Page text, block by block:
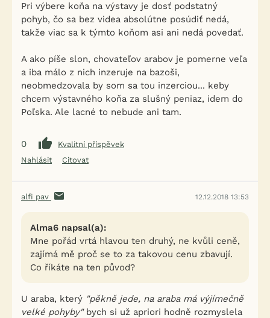
Pri výbere koňa na výstavy je dosť podstatný
pohyb, čo sa bez videa absolútne posúdiť nedá,
takže viac sa k týmto koňom asi ani nedá povedať.
A ako píše slon, chovateľov arabov je pomerne veľa
a iba málo z nich inzeruje na bazoši,
neobmedzovala by som sa tou inzerciou... keby
chcem výstavného koňa za slušný peniaz, idem do
Poľska. Ale lacné to nebude ani tam.
0
Kvalitní příspěvek
Nahlásit
Citovat
alfi pav 12.12.2018 13:53
Alma6 napsal(a):
Mne pořád vrtá hlavou ten druhý, ne kvůli ceně,
zajímá mě proč se to za takovou cenu zbavují.
Co říkáte na ten původ?
U araba, který "pěkně jede, na araba má výjímečně
velké pohyby"bych si už apriori hodně rozmyslela